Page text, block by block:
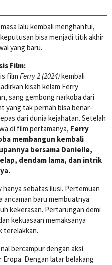
lalu kembali menghantui,
bisa menjadi titik akhir
yang baru.
Film:
film Ferry 2 (2024)kembali
kisah kelam Ferry
sang gembong narkoba dari
yang tak pernah bisa benar-
dari dunia kejahatan. Setelah
di film pertamanya, Ferry
membangun kembali
bersama Danielle,
dendam lama, dan intrik
sebatas ilusi. Pertemuan
ancaman baru membuatnya
kekerasan. Pertarungan demi
kekuasaan memaksanya
terelakkan.
bercampur dengan aksi
Dengan latar belakang